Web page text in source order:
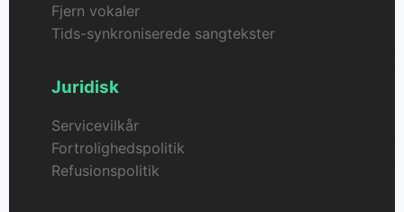
Fjern vokaler
Tids-synkroniserede sangtekster
Juridisk
Servicevilkår
Fortrolighedspolitik
Refusionspolitik